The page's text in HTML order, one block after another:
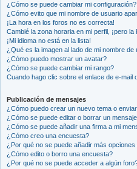
¿Cómo se puede cambiar mi configuración?
¿Cómo evito que mi nombre de usuario
¡La hora en los foros no es correcta!
Cambié la zona horaria en mi perfil, ¡pero
¡Mi idioma no está en la lista!
¿Qué es la imagen al lado de mi nombre de
¿Cómo puedo mostrar un avatar?
¿Cómo se puede cambiar mi rango?
Cuando hago clic sobre el enlace de e-mail
Publicación de mensajes
¿Cómo puedo crear un nuevo tema o
¿Cómo se puede editar o borrar un
¿Cómo se puede añadir una firma a mi
¿Cómo creo una encuesta?
¿Por qué no se puede añadir más
¿Cómo edito o borro una encuesta?
¿Por qué no se puede acceder a algún